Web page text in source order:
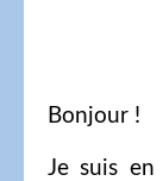
Bonjour !
Je suis